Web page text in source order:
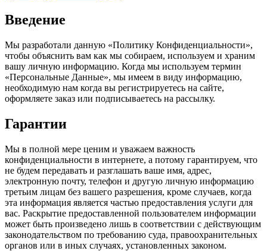
Введение
Мы разработали данную «Политику Конфиденциальности»,
чтобы объяснить вам как мы собираем, используем и храним
вашу личную информацию. Когда мы используем термин
«Персональные Данные», мы имеем в виду информацию,
необходимую нам когда вы регистрируетесь на сайте,
оформляете заказ или подписываетесь на рассылку.
Гарантии
Мы в полной мере ценим и уважаем важность
конфиденциальности в интернете, а потому гарантируем, что
не будем передавать и разглашать ваше имя, адрес,
электронную почту, телефон и другую личную информацию
третьим лицам без вашего разрешения, кроме случаев, когда
эта информация является частью предоставления услуги для
вас. Раскрытие предоставленной пользователем информации
может быть произведено лишь в соответствии с действующим
законодательством по требованию суда, правоохранительных
органов или в иных случаях, установленных законом.